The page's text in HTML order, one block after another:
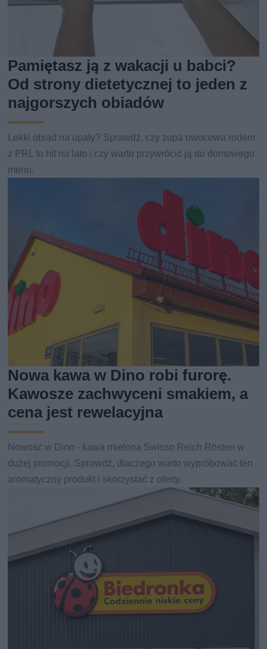
Pamiętasz ją z wakacji u babci?
Od strony dietetycznej to jeden z
najgorszych obiadów
Lekki obiad na upały? Sprawdź, czy zupa owocowa rodem
z PRL to hit na lato i czy warto przywrócić ją do domowego
menu.
Nowa kawa w Dino robi furorę.
Kawosze zachwyceni smakiem, a
cena jest rewelacyjna
Nowość w Dino - kawa mielona Swisso Reich Rösten w
dużej promocji. Sprawdź, dlaczego warto wypróbować ten
aromatyczny produkt i skorzystać z oferty.